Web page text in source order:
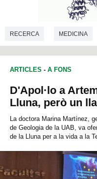
RECERCA MEDICINA
BIOQUÍMICA
ARTICLES - A FONS
D'Apol·lo a
Lluna, però un
La doctora Marina Martínez,
de Geologia de la UAB, va
de la Lluna per a la vida a la